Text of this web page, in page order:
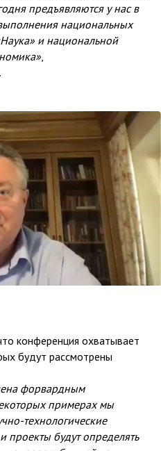
предъявляются у нас в
национальных
и национальной
.
конференция охватывает
будут рассмотрены
форвардным
примерах мы
технологические
будут определять